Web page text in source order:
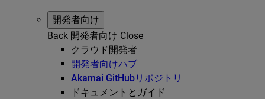
開発者向け
Back 開発者向け Close
クラウド開発者
開発者向けハブ
Akamai GitHubリポジトリ
ドキュメントとガイド